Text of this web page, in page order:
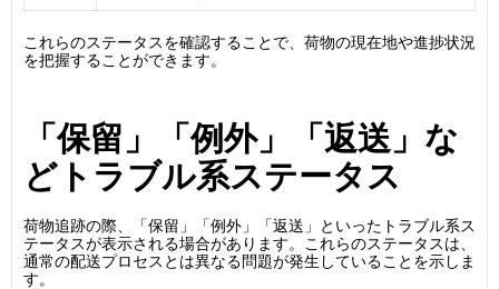
これらのステータスを確認することで、荷物の現在地や進捗状況
を把握することができます。
「保留」「例外」「返送」な
どトラブル系ステータス
荷物追跡の際、「保留」「例外」「返送」といったトラブル系ス
テータスが表示される場合があります。これらのステータスは、
通常の配送プロセスとは異なる問題が発生していることを示しま
す。